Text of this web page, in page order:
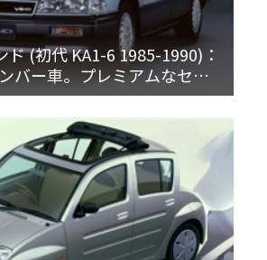
ド (初代 KA1-6 1985-1990)：
バー車。プレミアムなセダ
プ